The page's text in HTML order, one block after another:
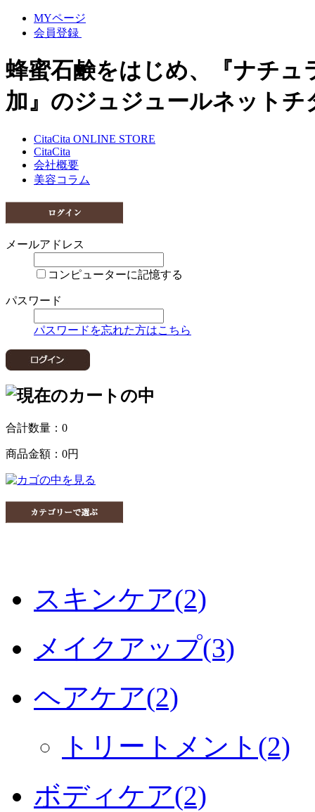
MYページ
会員登録
蜂蜜石鹸をはじめ、『ナチュ
加』のジュジュールネット
CitaCita ONLINE STORE
CitaCita
会社概要
美容コラム
メールアドレス
コンピューターに記憶する
パスワード
パスワードを忘れた方はこちら
合計数量： 0
商品金額： 0円
スキンケア(2)
メイクアップ(3)
ヘアケア(2)
トリートメント(2)
ボディケア(2)